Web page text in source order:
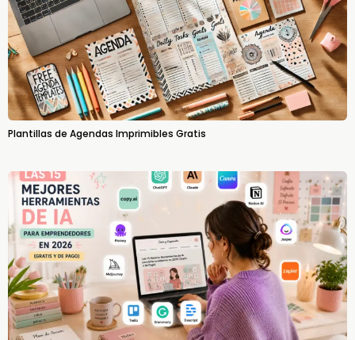
Plantillas de Agendas Imprimibles Gratis